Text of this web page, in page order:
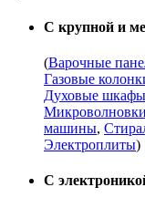
С крупной и
(Варочные
Газовые
Духовые шкафы
Микроволновки
машины,
Электроплиты)
С